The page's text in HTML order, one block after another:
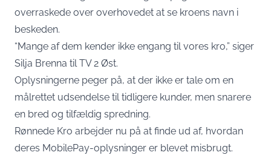
overraskede over overhovedet at se kroens navn i
beskeden.
“Mange af dem kender ikke engang til vores kro,” siger
Silja Brenna til TV 2 Øst.
Oplysningerne peger på, at der ikke er tale om en
målrettet udsendelse til tidligere kunder, men snarere
en bred og tilfældig spredning.
Rønnede Kro arbejder nu på at finde ud af, hvordan
deres MobilePay-oplysninger er blevet misbrugt.